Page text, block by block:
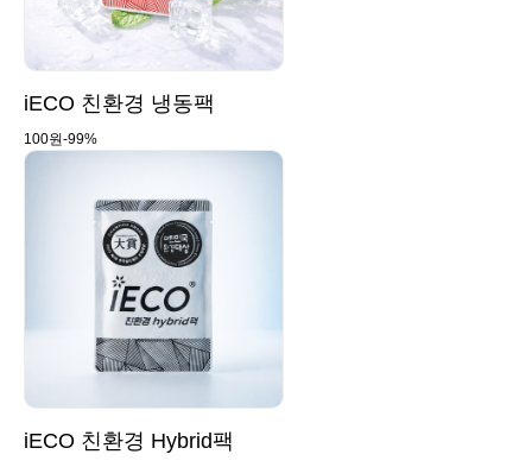
iECO 친환경 냉동팩
100원-99%
iECO 친환경 Hybrid팩